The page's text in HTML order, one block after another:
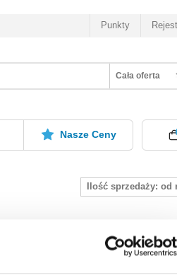
Punkty
Cała oferta
Nasze Ceny
Ilość sprzedaży: od